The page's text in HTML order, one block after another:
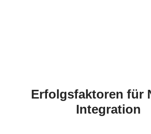
Erfolgsfaktoren für
Integration